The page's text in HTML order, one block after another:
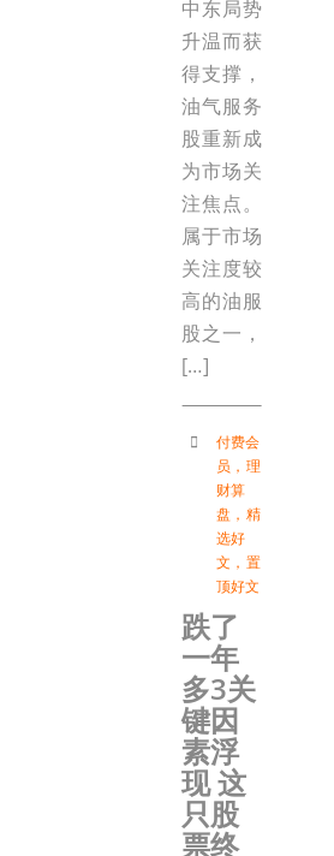
中东局势
升温而获
得支撑，
油气服务
股重新成
为市场关
注焦点。
属于市场
关注度较
高的油服
股之一，
[…]
付费会
员 ， 理
财算
盘 ， 精
选好
文 ， 置
顶好文
跌了
一年
多3关
键因
素浮
现 这
只股
票终